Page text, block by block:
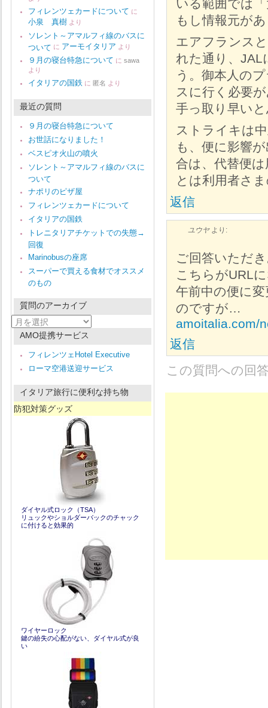
いる範囲では
もし情報元が
エアフランス
れた通り、
う。御本人の
スに行く必要
手っ取り早い
ストライキは
も、便に影響
合は、代替便
とは利用者さ
返信
ユウヤ より:
ご回答いただ
こちらがURL
午前中の便に
のですが…
amoitalia.com/
返信
この質問への回
フィレンツェカードについて に
小泉 真樹 より
ソレント～アマルフィ線のバスに
ついて に アーモイタリア より
９月の寝台特急について に sawa
より
イタリアの国鉄 に 匿名 より
最近の質問
９月の寝台特急について
お世話になりました！
ベスピオ火山の噴火
ソレント～アマルフィ線のバスに
ついて
ナポリのピザ屋
フィレンツェカードについて
イタリアの国鉄
トレニタリアチケットでの失態→
回復
Marinobusの座席
スーパーで買える食材でオススメ
のもの
質問のアーカイブ
質
問
AMO提携サービス
フィレンツェHotel Executive
ローマ空港送迎サービス
イタリア旅行に便利な持ち物
防犯対策グッズ
ダイヤル式ロック（TSA）
リュックやショルダーバックのチャック
に付けると効果的
ワイヤーロック
鍵の紛失の心配がない、ダイヤル式が良
い